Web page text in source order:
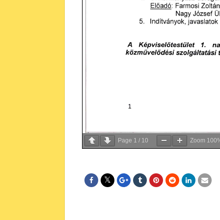
Page 1 / 10 Zoom